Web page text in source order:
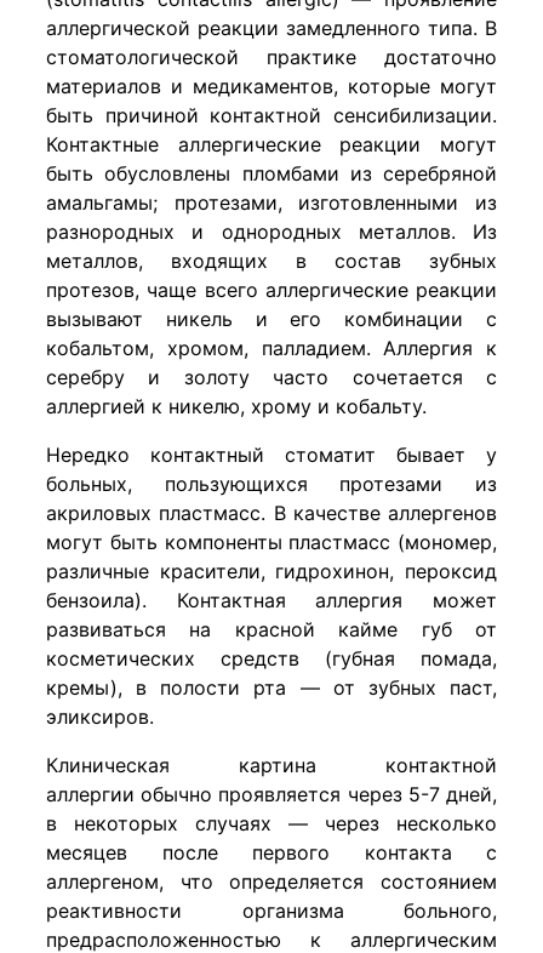
аллергической реакции замедленного типа. В
стоматологической практике достаточно
материалов и медикаментов, которые могут
быть причиной контактной сенсибилизации.
Контактные аллергические реакции могут
быть обусловлены пломбами из серебряной
амальгамы; протезами, изготовленными из
разнородных и однородных металлов. Из
металлов, входящих в состав зубных
протезов, чаще всего аллергические реакции
вызывают никель и его комбинации с
кобальтом, хромом, палладием. Аллергия к
серебру и золоту часто сочетается с
аллергией к никелю, хрому и кобальту.
Нередко контактный стоматит бывает у
больных, пользующихся протезами из
акриловых пластмасс. В качестве аллергенов
могут быть компоненты пластмасс (мономер,
различные красители, гидрохинон, пероксид
бензоила). Контактная аллергия может
развиваться на красной кайме губ от
косметических средств (губная помада,
кремы), в полости рта — от зубных паст,
эликсиров.
Клиническая картина контактной
аллергии обычно проявляется через 5-7 дней,
в некоторых случаях — через несколько
месяцев после первого контакта с
аллергеном, что определяется состоянием
реактивности организма больного,
предрасположенностью к аллергическим